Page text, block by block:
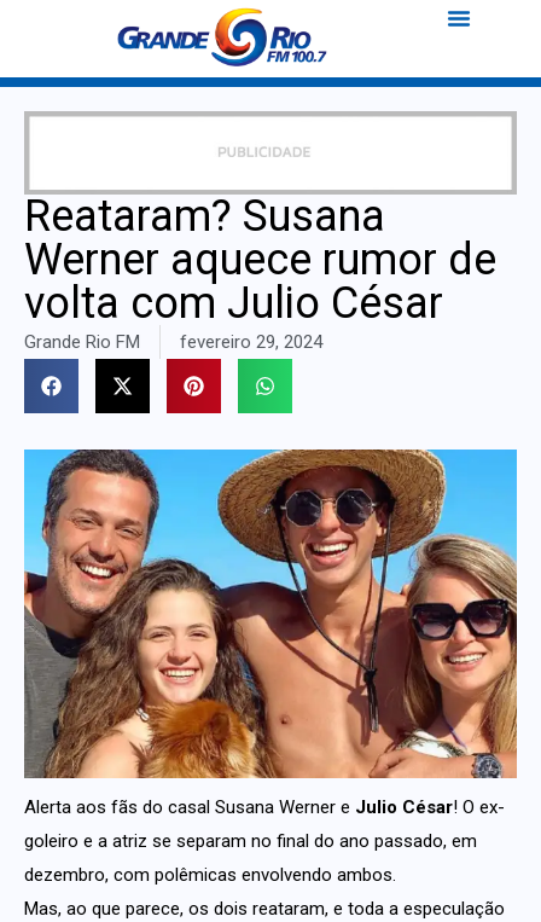
Reataram? Susana
Werner aquece rumor de
volta com Julio César
Grande Rio FM fevereiro 29, 2024
Alerta aos fãs do casal Susana Werner e Julio César! O ex-
goleiro e a atriz se separam no final do ano passado, em
dezembro, com polêmicas envolvendo ambos.
Mas, ao que parece, os dois reataram, e toda a especulação